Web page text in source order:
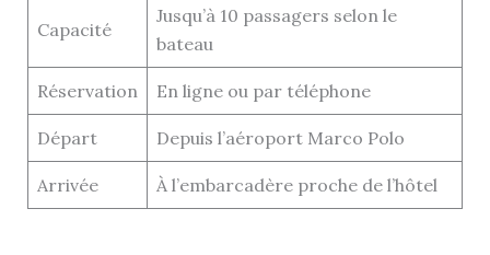
Capacité
Jusqu’à 10 passagers selon le
bateau
Réservation En ligne ou par téléphone
Départ Depuis l’aéroport Marco Polo
Arrivée À l’embarcadère proche de l’hôtel